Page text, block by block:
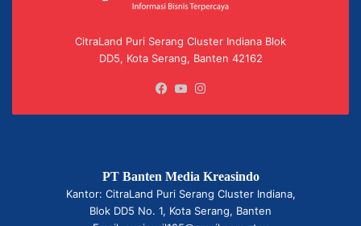
CitraLand Puri Serang Cluster Indiana Blok
DD5, Kota Serang, Banten 42162
Facebook
YouTube
PT Banten Media Kreasindo
Kantor: CitraLand Puri Serang Cluster Indiana,
Blok DD5 No. 1, Kota Serang, Banten